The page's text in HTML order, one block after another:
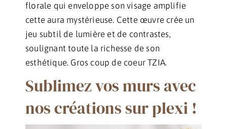
florale qui enveloppe son visage amplifie
cette aura mystérieuse. Cette œuvre crée un
jeu subtil de lumière et de contrastes,
soulignant toute la richesse de son
esthétique. Gros coup de coeur TZIA.
Sublimez vos murs avec
nos créations sur plexi !